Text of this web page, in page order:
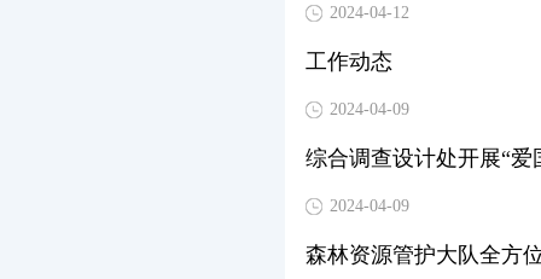
2024-04-12
工作动态
2024-04-09
综合调查设计处开展“爱
2024-04-09
森林资源管护大队全方